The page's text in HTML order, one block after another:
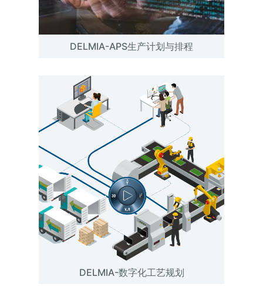
DELMIA-APS生产计划与排程
DELMIA-数字化工艺规划